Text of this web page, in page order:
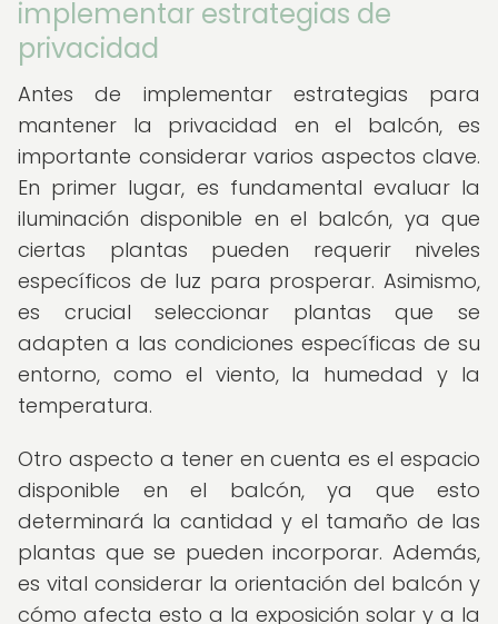
implementar estrategias de
privacidad
Antes de implementar estrategias para
mantener la privacidad en el balcón, es
importante considerar varios aspectos clave.
En primer lugar, es fundamental evaluar la
iluminación disponible en el balcón, ya que
ciertas plantas pueden requerir niveles
específicos de luz para prosperar. Asimismo,
es crucial seleccionar plantas que se
adapten a las condiciones específicas de su
entorno, como el viento, la humedad y la
temperatura.
Otro aspecto a tener en cuenta es el espacio
disponible en el balcón, ya que esto
determinará la cantidad y el tamaño de las
plantas que se pueden incorporar. Además,
es vital considerar la orientación del balcón y
cómo afecta esto a la exposición solar y a la